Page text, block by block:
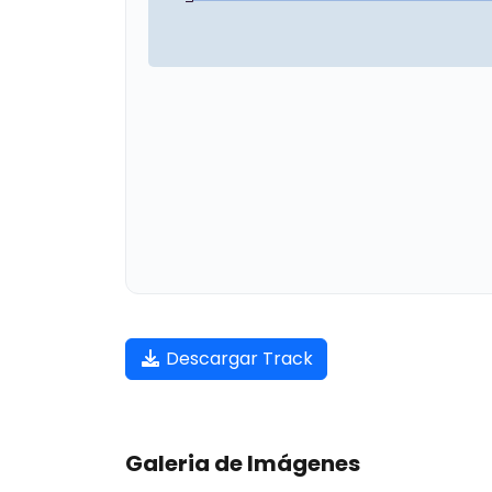
Descargar Track
Galeria de Imágenes